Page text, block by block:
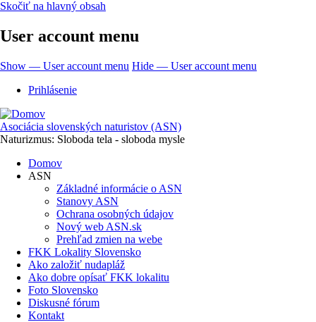
Skočiť na hlavný obsah
User account menu
Show — User account menu Hide — User account menu
Prihlásenie
Asociácia slovenských naturistov (ASN)
Naturizmus: Sloboda tela - sloboda mysle
Domov
ASN
Základné informácie o ASN
Stanovy ASN
Ochrana osobných údajov
Nový web ASN.sk
Prehľad zmien na webe
FKK Lokality Slovensko
Ako založiť nudapláž
Ako dobre opísať FKK lokalitu
Foto Slovensko
Diskusné fórum
Kontakt